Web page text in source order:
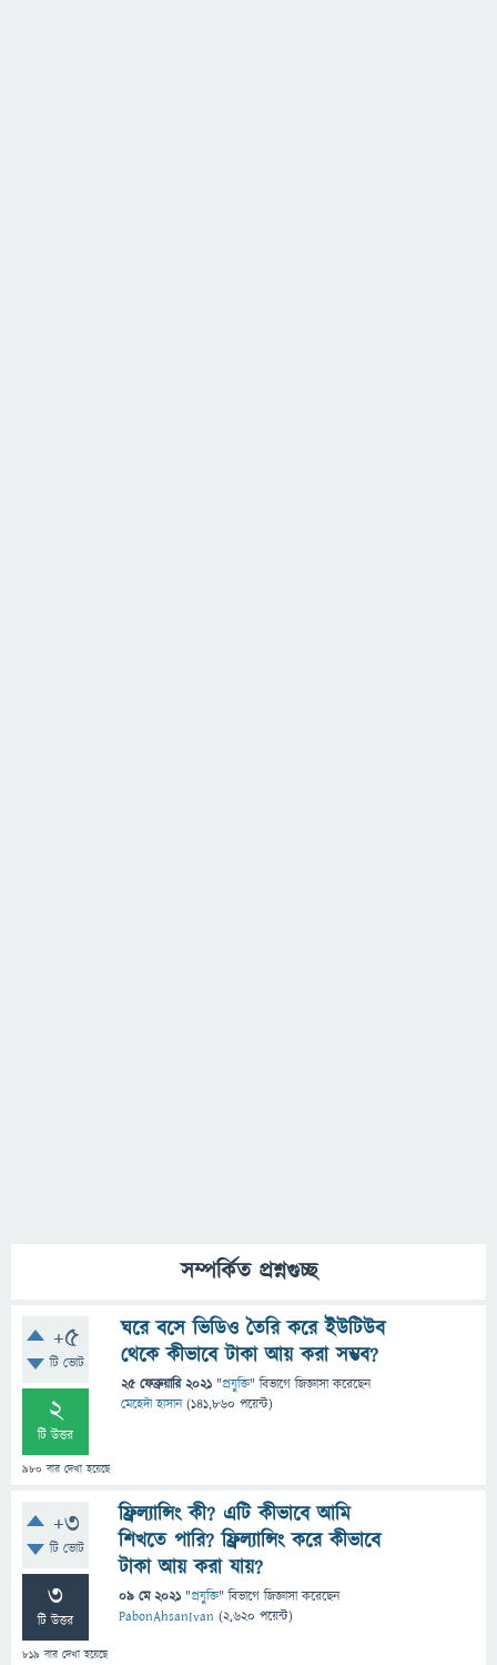
সম্পর্কিত প্রশ্নগুচ্ছ
+5
টি ভোট
2
টি উত্তর
980 বার দেখা হয়েছে
ঘরে বসে ভিডিও তৈরি করে ইউটিউব
থেকে কীভাবে টাকা আয় করা সম্ভব?
25 ফেব্রুয়ারি 2021 "প্রযুক্তি" বিভাগে জিজ্ঞাসাকরেছেন
মেহেদী হাসান (141,860 পয়েন্ট)
+3
টি ভোট
3
টি উত্তর
819 বার দেখা হয়েছে
ফ্রিল্যান্সিং কী? এটি কীভাবে আমি
শিখতে পারি? ফ্রিল্যান্সিং করে কীভাবে
টাকা আয় করা যায়?
09 মে 2021 "প্রযুক্তি" বিভাগে জিজ্ঞাসাকরেছেন
PabonAhsanIvan (2,620 পয়েন্ট)